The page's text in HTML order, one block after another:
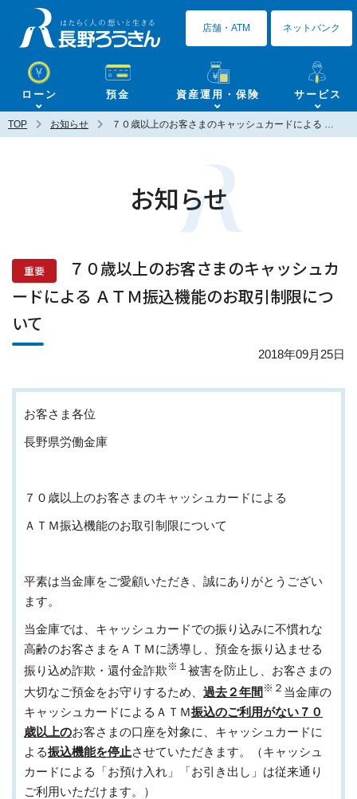
ローン 預金 資産運用・保険 サービス
店舗・ATM ネットバンク
TOP お知らせ ７０歳以上のお客さまのキャッシュカードによる ＡＴＭ振込機能のお取引制限について
お知らせ
重要
７０歳以上のお客さまのキャッシュカ
ードによる ＡＴＭ振込機能のお取引制限につ
いて
2018年09月25日
お客さま各位
長野県労働金庫
７０歳以上のお客さまのキャッシュカードによる
ＡＴＭ振込機能のお取引制限について
平素は当金庫をご愛顧いただき、誠にありがとうござい
ます。
当金庫では、キャッシュカードでの振り込みに不慣れな
高齢のお客さまをＡＴＭに誘導し、預金を振り込ませる
振り込め詐欺・還付金詐欺 ※１ 被害を防止し、お客さまの
大切なご預金をお守りするため、 過去２年間 ※２ 当金庫の
キャッシュカードによるＡＴＭ振込のご利用がない７０
歳以上のお客さまの口座を対象に、キャッシュカードに
よる振込機能を停止させていただきます。（キャッシュ
カードによる「お預け入れ」「お引き出し」は従来通り
ご利用いただけます。）